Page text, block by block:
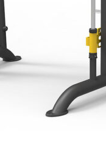
Gym
lý Cardio